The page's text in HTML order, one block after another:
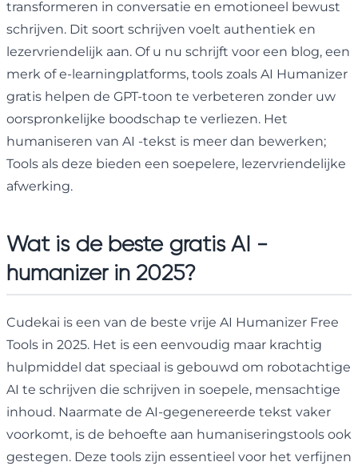
transformeren in conversatie en emotioneel bewust
schrijven. Dit soort schrijven voelt authentiek en
lezervriendelijk aan. Of u nu schrijft voor een blog, een
merk of e-learningplatforms, tools zoals AI Humanizer
gratis helpen de GPT-toon te verbeteren zonder uw
oorspronkelijke boodschap te verliezen. Het
humaniseren van AI -tekst is meer dan bewerken;
Tools als deze bieden een soepelere, lezervriendelijke
afwerking.
Wat is de beste gratis AI -
humanizer in 2025?
Cudekai is een van de beste vrije AI Humanizer Free
Tools in 2025. Het is een eenvoudig maar krachtig
hulpmiddel dat speciaal is gebouwd om robotachtige
AI te schrijven die schrijven in soepele, mensachtige
inhoud. Naarmate de AI-gegenereerde tekst vaker
voorkomt, is de behoefte aan humaniseringstools ook
gestegen. Deze tools zijn essentieel voor het verfijnen